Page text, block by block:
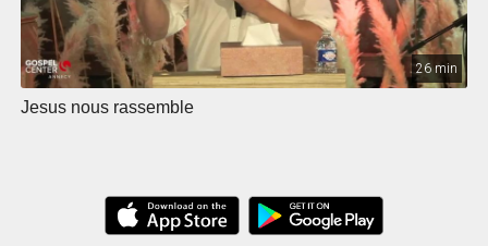
26 min
Jesus nous rassemble